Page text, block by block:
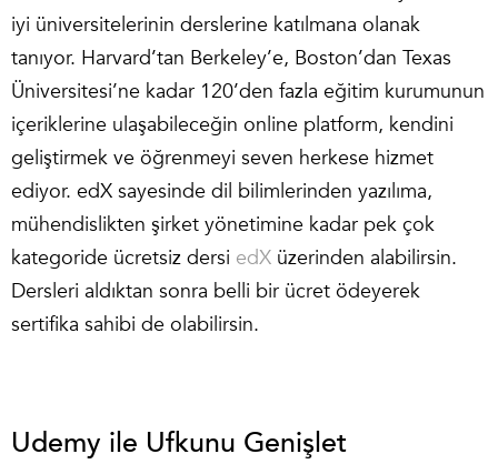
iyi üniversitelerinin derslerine katılmana olanak
tanıyor. Harvard’tan Berkeley’e, Boston’dan Texas
Üniversitesi’ne kadar 120’den fazla eğitim kurumunun
içeriklerine ulaşabileceğin online platform, kendini
geliştirmek ve öğrenmeyi seven herkese hizmet
ediyor. edX sayesinde dil bilimlerinden yazılıma,
mühendislikten şirket yönetimine kadar pek çok
kategoride ücretsiz dersi edX üzerinden alabilirsin.
Dersleri aldıktan sonra belli bir ücret ödeyerek
sertifika sahibi de olabilirsin.
Udemy ile Ufkunu Genişlet